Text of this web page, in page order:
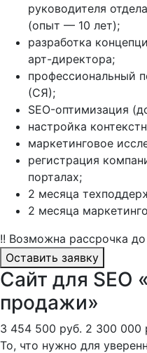
руководителя
(опыт — 10 лет);
разработка
арт-директора;
профессиональный
(СЯ);
SEO-оптимизация
настройка
маркетинговое
регистрация
порталах;
2 месяца
2 месяца
!! Возможна рассрочка до
Оставить заявку
Сайт для SEO
продажи»
3 454 500 руб. 2 300 000
То, что нужно для